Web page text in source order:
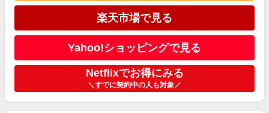
楽天市場で見る
Yahoo!ショッピングで見る
Netflixでお得にみる
＼すでに契約中の人も対象／